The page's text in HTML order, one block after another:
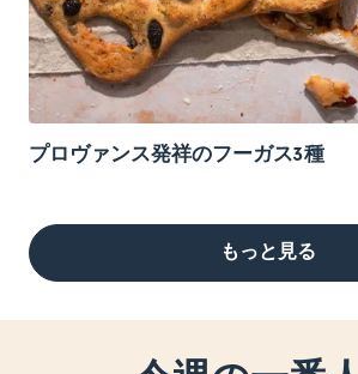
プロヴァンス発祥のフーガス3種
もっと見る